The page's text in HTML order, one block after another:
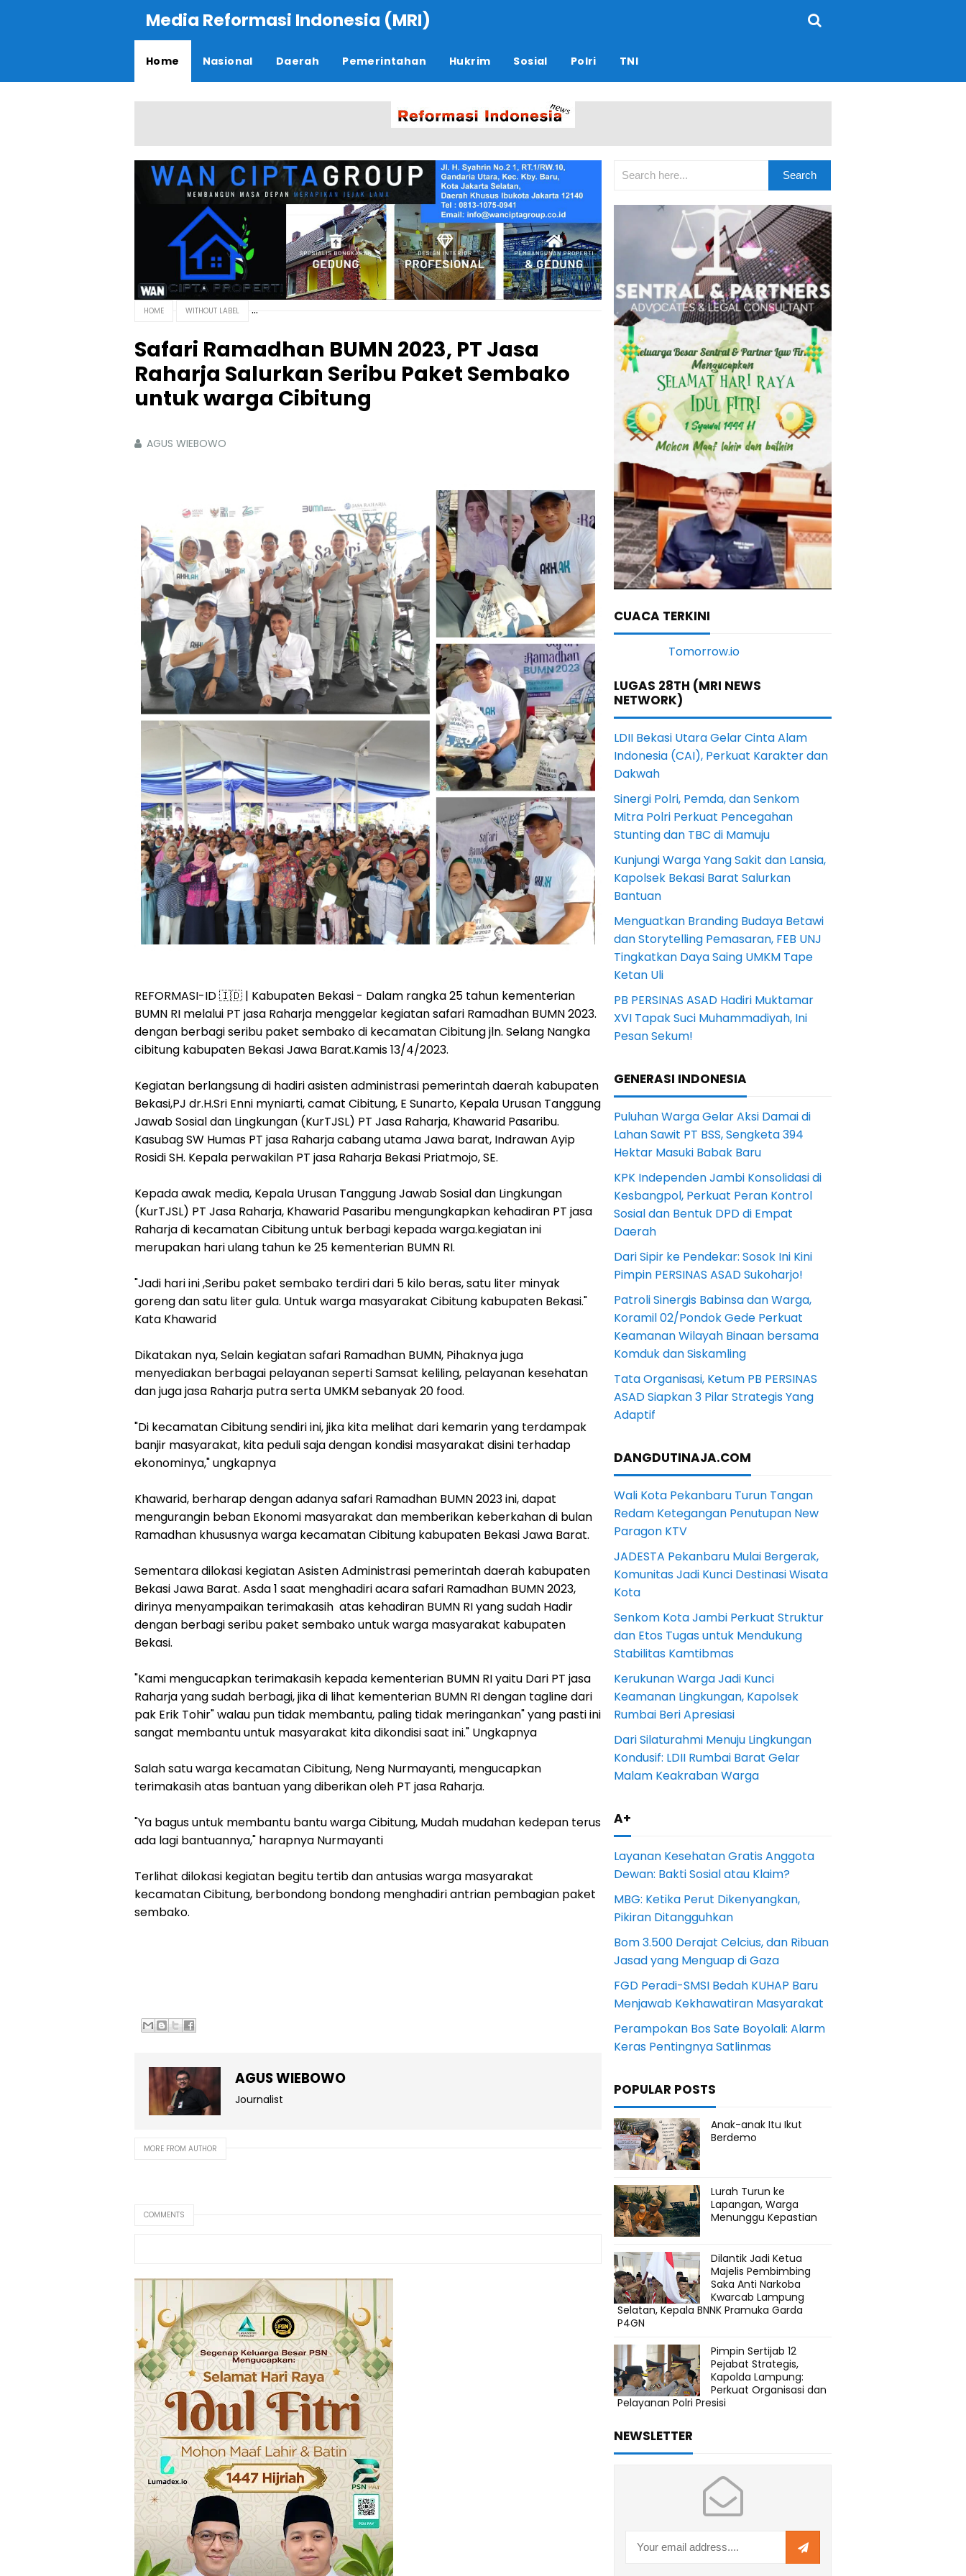
Media Reformasi Indonesia (MRI)
Home Nasional Daerah Pemerintahan Hukrim Sosial Polri TNI
HOME WITHOUT LABEL
Safari Ramadhan BUMN 2023, PT Jasa
Raharja Salurkan Seribu Paket Sembako
untuk warga Cibitung
AGUS WIEBOWO
REFORMASI-ID 🇮🇩 | Kabupaten Bekasi - Dalam rangka 25 tahun kementerian
BUMN RI melalui PT jasa Raharja menggelar kegiatan safari Ramadhan BUMN 2023.
dengan berbagi seribu paket sembako di kecamatan Cibitung jln. Selang Nangka
cibitung kabupaten Bekasi Jawa Barat.Kamis 13/4/2023.
Kegiatan berlangsung di hadiri asisten administrasi pemerintah daerah kabupaten
Bekasi,PJ dr.H.Sri Enni myniarti, camat Cibitung, E Sunarto, Kepala Urusan Tanggung
Jawab Sosial dan Lingkungan (KurTJSL) PT Jasa Raharja, Khawarid Pasaribu.
Kasubag SW Humas PT jasa Raharja cabang utama Jawa barat, Indrawan Ayip
Rosidi SH. Kepala perwakilan PT jasa Raharja Bekasi Priatmojo, SE.
Kepada awak media, Kepala Urusan Tanggung Jawab Sosial dan Lingkungan
(KurTJSL) PT Jasa Raharja, Khawarid Pasaribu mengungkapkan kehadiran PT jasa
Raharja di kecamatan Cibitung untuk berbagi kepada warga.kegiatan ini
merupakan hari ulang tahun ke 25 kementerian BUMN RI.
"Jadi hari ini ,Seribu paket sembako terdiri dari 5 kilo beras, satu liter minyak
goreng dan satu liter gula. Untuk warga masyarakat Cibitung kabupaten Bekasi."
Kata Khawarid
Dikatakan nya, Selain kegiatan safari Ramadhan BUMN, Pihaknya juga
menyediakan berbagai pelayanan seperti Samsat keliling, pelayanan kesehatan
dan juga jasa Raharja putra serta UMKM sebanyak 20 food.
"Di kecamatan Cibitung sendiri ini, jika kita melihat dari kemarin yang terdampak
banjir masyarakat, kita peduli saja dengan kondisi masyarakat disini terhadap
ekonominya," ungkapnya
Khawarid, berharap dengan adanya safari Ramadhan BUMN 2023 ini, dapat
mengurangin beban Ekonomi masyarakat dan memberikan keberkahan di bulan
Ramadhan khususnya warga kecamatan Cibitung kabupaten Bekasi Jawa Barat.
Sementara dilokasi kegiatan Asisten Administrasi pemerintah daerah kabupaten
Bekasi Jawa Barat. Asda 1 saat menghadiri acara safari Ramadhan BUMN 2023,
dirinya menyampaikan terimakasih atas kehadiran BUMN RI yang sudah Hadir
dengan berbagi seribu paket sembako untuk warga masyarakat kabupaten
Bekasi.
"Kami mengucapkan terimakasih kepada kementerian BUMN RI yaitu Dari PT jasa
Raharja yang sudah berbagi, jika di lihat kementerian BUMN RI dengan tagline dari
pak Erik Tohir" walau pun tidak membantu, paling tidak meringankan" yang pasti ini
sangat membantu untuk masyarakat kita dikondisi saat ini." Ungkapnya
Salah satu warga kecamatan Cibitung, Neng Nurmayanti, mengucapkan
terimakasih atas bantuan yang diberikan oleh PT jasa Raharja.
"Ya bagus untuk membantu bantu warga Cibitung, Mudah mudahan kedepan terus
ada lagi bantuannya," harapnya Nurmayanti
Terlihat dilokasi kegiatan begitu tertib dan antusias warga masyarakat
kecamatan Cibitung, berbondong bondong menghadiri antrian pembagian paket
sembako.
AGUS WIEBOWO
Journalist
MORE FROM AUTHOR
COMMENTS
CUACA TERKINI
LUGAS 28TH (MRI NEWS
NETWORK)
LDII Bekasi Utara Gelar Cinta Alam
Indonesia (CAI), Perkuat Karakter dan
Dakwah
Sinergi Polri, Pemda, dan Senkom
Mitra Polri Perkuat Pencegahan
Stunting dan TBC di Mamuju
Kunjungi Warga Yang Sakit dan Lansia,
Kapolsek Bekasi Barat Salurkan
Bantuan
Menguatkan Branding Budaya Betawi
dan Storytelling Pemasaran, FEB UNJ
Tingkatkan Daya Saing UMKM Tape
Ketan Uli
PB PERSINAS ASAD Hadiri Muktamar
XVI Tapak Suci Muhammadiyah, Ini
Pesan Sekum!
GENERASI INDONESIA
Puluhan Warga Gelar Aksi Damai di
Lahan Sawit PT BSS, Sengketa 394
Hektar Masuki Babak Baru
KPK Independen Jambi Konsolidasi di
Kesbangpol, Perkuat Peran Kontrol
Sosial dan Bentuk DPD di Empat
Daerah
Dari Sipir ke Pendekar: Sosok Ini Kini
Pimpin PERSINAS ASAD Sukoharjo!
Patroli Sinergis Babinsa dan Warga,
Koramil 02/Pondok Gede Perkuat
Keamanan Wilayah Binaan bersama
Komduk dan Siskamling
Tata Organisasi, Ketum PB PERSINAS
ASAD Siapkan 3 Pilar Strategis Yang
Adaptif
DANGDUTINAJA.COM
Wali Kota Pekanbaru Turun Tangan
Redam Ketegangan Penutupan New
Paragon KTV
JADESTA Pekanbaru Mulai Bergerak,
Komunitas Jadi Kunci Destinasi Wisata
Kota
Senkom Kota Jambi Perkuat Struktur
dan Etos Tugas untuk Mendukung
Stabilitas Kamtibmas
Kerukunan Warga Jadi Kunci
Keamanan Lingkungan, Kapolsek
Rumbai Beri Apresiasi
Dari Silaturahmi Menuju Lingkungan
Kondusif: LDII Rumbai Barat Gelar
Malam Keakraban Warga
A+
Layanan Kesehatan Gratis Anggota
Dewan: Bakti Sosial atau Klaim?
MBG: Ketika Perut Dikenyangkan,
Pikiran Ditangguhkan
Bom 3.500 Derajat Celcius, dan Ribuan
Jasad yang Menguap di Gaza
FGD Peradi-SMSI Bedah KUHAP Baru
Menjawab Kekhawatiran Masyarakat
Perampokan Bos Sate Boyolali: Alarm
Keras Pentingnya Satlinmas
POPULAR POSTS
Anak-anak Itu Ikut
Berdemo
Lurah Turun ke
Lapangan, Warga
Menunggu Kepastian
Dilantik Jadi Ketua
Majelis Pembimbing
Saka Anti Narkoba
Kwarcab Lampung
Selatan, Kepala BNNK Pramuka Garda
P4GN
Pimpin Sertijab 12
Pejabat Strategis,
Kapolda Lampung:
Perkuat Organisasi dan
Pelayanan Polri Presisi
NEWSLETTER